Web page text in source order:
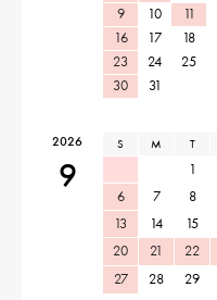
9
10 11
16
17 18
23
24 25
30
31
2026
9
S M T
1
6
7 8
13
14 15
20
21 22
27
28 29